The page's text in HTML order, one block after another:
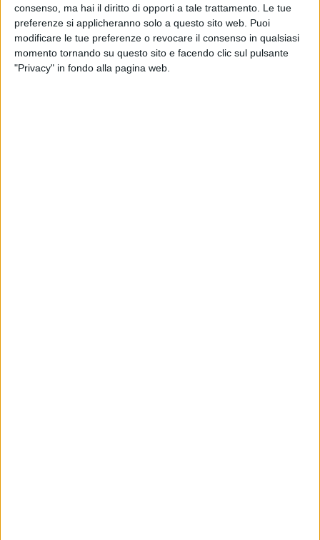
consenso, ma hai il diritto di opporti a tale trattamento. Le tue
preferenze si applicheranno solo a questo sito web. Puoi
modificare le tue preferenze o revocare il consenso in qualsiasi
momento tornando su questo sito e facendo clic sul pulsante
"Privacy" in fondo alla pagina web.
piccolo impegno di tutti. Pulire è più difficile che sporcare»
l'auspicio del presidente Di Gregorio.